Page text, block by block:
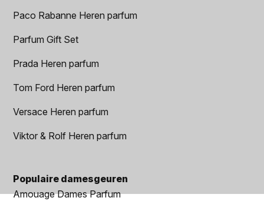
Paco Rabanne Heren parfum
Parfum Gift Set
Prada Heren parfum
Tom Ford Heren parfum
Versace Heren parfum
Viktor & Rolf Heren parfum
Populaire damesgeuren
Amouage Dames Parfum